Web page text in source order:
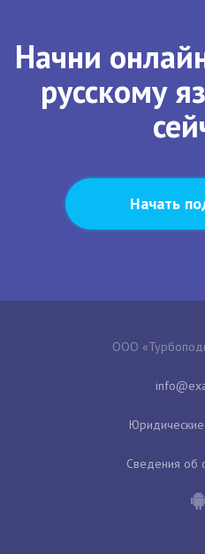
Начни
русскому
Начать
ООО
Сведения об